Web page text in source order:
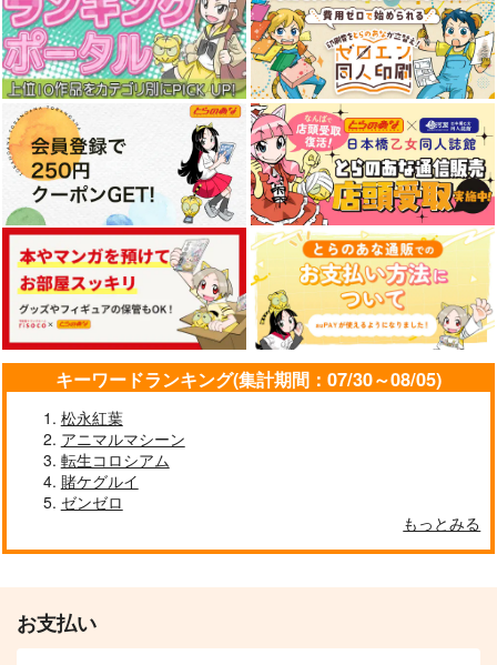
気高き者達の碑
帝國交響楽団
1,870円（税込）
艦隊これくしょん-艦これ-
赤城
加賀
サンプル
カート
艦これプロレス 四方
山話２
Mystic Lab
660円（税込）
艦隊これくしょん-艦これ-
暁
空母ヲ級
サンプル
カート
艦これプロレス24
Mystic Lab
2,200円（税込）
艦隊これくしょん-艦これ-
天龍
那珂
サンプル
カート
去年ルノアール鎮守府
Paradise of Thunder
小書会
550円（税込）
電
HYPER BRAND
880円（税込）
ボクカワウソ戦隊ビッ
Mystic Lab
660円（税込）
キーワードランキング(集計期間：07/30～08/05)
松永紅葉
アニマルマシーン
転生コロシアム
賭ケグルイ
ゼンゼロ
もっとみる
お支払い